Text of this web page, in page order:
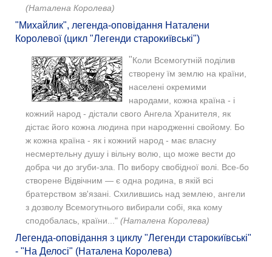
(Наталена Королева)
"Михайлик", легенда-оповідання Наталени
Королевої (цикл "Легенди старокиївські")
"Коли Всемогутній поділив
створену їм землю на країни,
населені окремими
народами, кожна країна - і
кожний народ - дістали свого Ангела Хранителя, як
дістає його кожна людина при народженні свойому. Бо
ж кожна країна - як і кожний народ - має власну
несмертельну душу і вільну волю, що може вести до
добра чи до згуби-зла. По вибору свобідної волі. Все-бо
створене Відвічним — є одна родина, в якій всі
братерством зв'язані. Схилившись над землею, ангели
з дозволу Всемогутнього вибирали собі, яка кому
сподобалась, країни..." (Наталена Королева)
Легенда-оповідання з циклу "Легенди старокиївські"
- "На Делосі" (Наталена Королева)